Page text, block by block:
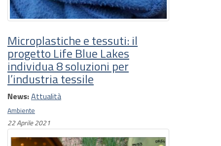
Microplastiche e tessuti: il
progetto Life Blue Lakes
individua 8 soluzioni per
l’industria tessile
News:Attualità
Ambiente
22 Aprile 2021